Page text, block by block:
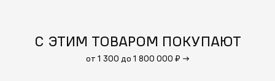
С ЭТИМ ТОВАРОМ ПОКУПАЮТ
от 1 300 до 1 800 000 ₽ →